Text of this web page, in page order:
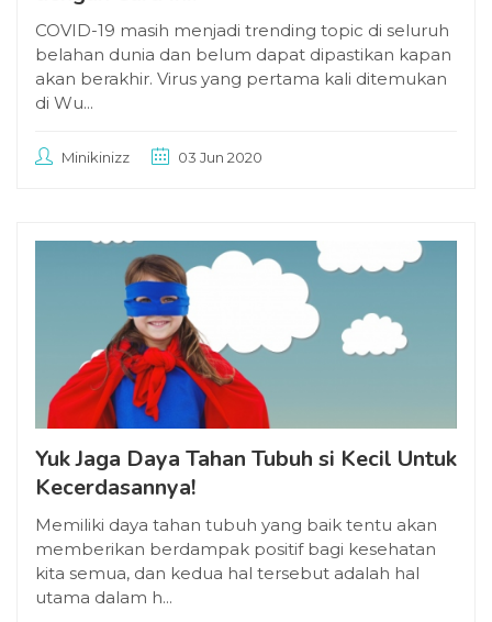
COVID-19 masih menjadi trending topic di seluruh
belahan dunia dan belum dapat dipastikan kapan
akan berakhir. Virus yang pertama kali ditemukan
di Wu...
Minikinizz 03 Jun 2020
Yuk Jaga Daya Tahan Tubuh si Kecil Untuk
Kecerdasannya!
Memiliki daya tahan tubuh yang baik tentu akan
memberikan berdampak positif bagi kesehatan
kita semua, dan kedua hal tersebut adalah hal
utama dalam h...